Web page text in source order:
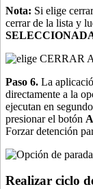
Nota: Si elige
cerrar de la lista y
Paso 6. La
directamente a la
ejecutan en
presionar el botón
Forzar detención
Realizar ciclo